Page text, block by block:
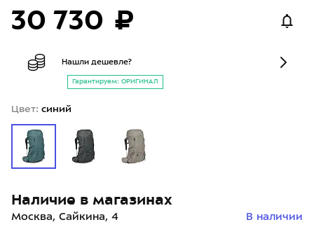
30 730 ₽
Нашли дешевле?
Гарантируем: ОРИГИНАЛ
Цвет: синий
Наличие в магазинах
Москва, Сайкина, 4 В наличии